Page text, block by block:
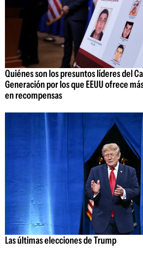
Quiénes son los presuntos líderes del
Generación por los que EEUU ofrece
en recompensas
Las últimas elecciones de Trump